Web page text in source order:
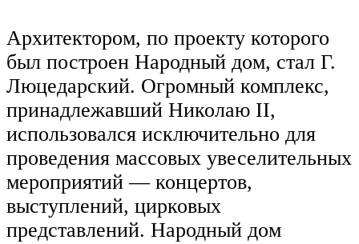
Архитектором, по проекту которого
был построен Народный дом, стал Г.
Люцедарский. Огромный комплекс,
принадлежавший Николаю II,
использовался исключительно для
проведения массовых увеселительных
мероприятий — концертов,
выступлений, цирковых
представлений. Народный дом